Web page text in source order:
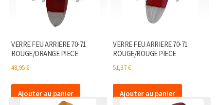
VERRE FEU ARRIERE 70-71
ROUGE/ORANGE PIECE
48,95€
Ajouter au panier
VERRE FEU ARRIERE 70-71
ROUGE/ROUGE PIECE
51,37€
Ajouter au panier